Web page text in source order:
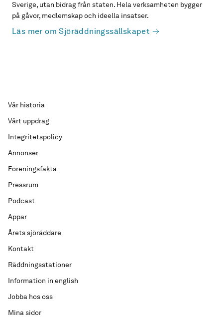
Sverige, utan bidrag från staten. Hela verksamheten bygger
på gåvor, medlemskap och ideella insatser.
Läs mer om Sjöräddningssällskapet
Vår historia
Vårt uppdrag
Integritetspolicy
Annonser
Föreningsfakta
Pressrum
Podcast
Appar
Årets sjöräddare
Kontakt
Räddningsstationer
Information in english
Jobba hos oss
Mina sidor